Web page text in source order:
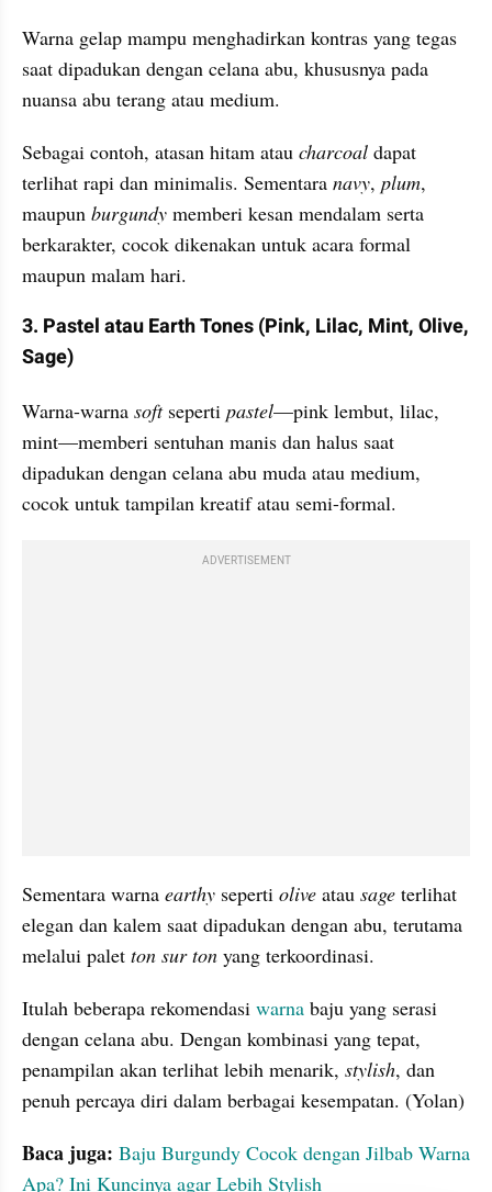
Warna gelap mampu menghadirkan kontras yang tegas
saat dipadukan dengan celana abu, khususnya pada
nuansa abu terang atau medium.
Sebagai contoh, atasan hitam atau charcoal dapat
terlihat rapi dan minimalis. Sementara navy, plum,
maupun burgundy memberi kesan mendalam serta
berkarakter, cocok dikenakan untuk acara formal
maupun malam hari.
3. Pastel atau Earth Tones (Pink, Lilac, Mint, Olive,
Sage)
Warna-warna soft seperti pastel—pink lembut, lilac,
mint—memberi sentuhan manis dan halus saat
dipadukan dengan celana abu muda atau medium,
cocok untuk tampilan kreatif atau semi-formal.
ADVERTISEMENT
Sementara warna earthy seperti olive atau sage terlihat
elegan dan kalem saat dipadukan dengan abu, terutama
melalui palet ton sur ton yang terkoordinasi.
Itulah beberapa rekomendasi warna baju yang serasi
dengan celana abu. Dengan kombinasi yang tepat,
penampilan akan terlihat lebih menarik, stylish, dan
penuh percaya diri dalam berbagai kesempatan. (Yolan)
Baca juga: Baju Burgundy Cocok dengan Jilbab Warna
Apa? Ini Kuncinya agar Lebih Stylish